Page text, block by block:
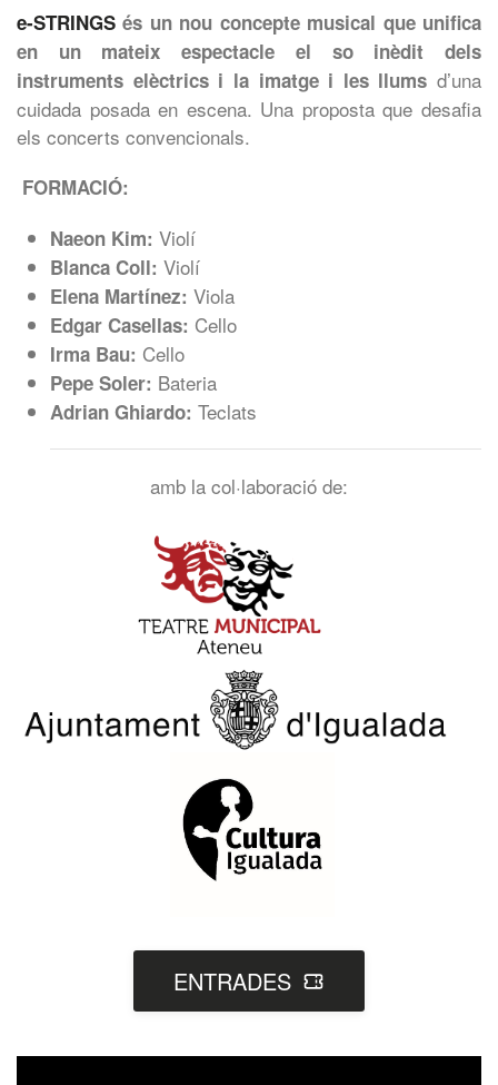
e-STRINGSés un nou conceptemusical que unifica
en un mateix espectacle el so inèdit
dels
instruments elèctricsi la imatgei les llums d’una
cuidada posada en escena. Una proposta que desafia
els concerts convencionals.
FORMACIÓ:
Naeon Kim: Violí
Blanca Coll: Violí
Elena Martínez: Viola
Edgar Casellas: Cello
Irma Bau: Cello
Pepe Soler: Bateria
Adrian Ghiardo: Teclats
amb la col·laboració de:
ENTRADES